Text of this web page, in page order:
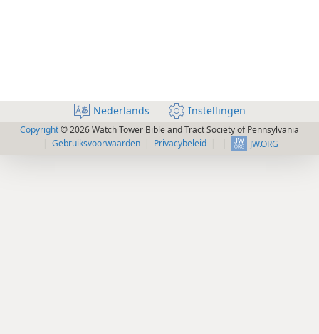
Nederlands Instellingen
Copyright© 2026 Watch Tower Bible and Tract Society of Pennsylvania
Gebruiksvoorwaarden Privacybeleid JW.ORG